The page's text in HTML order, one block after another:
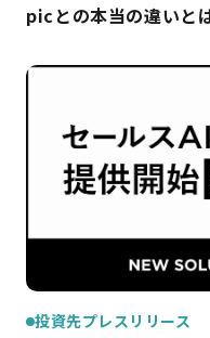
picとの本当の違いと
投資先プレスリリース